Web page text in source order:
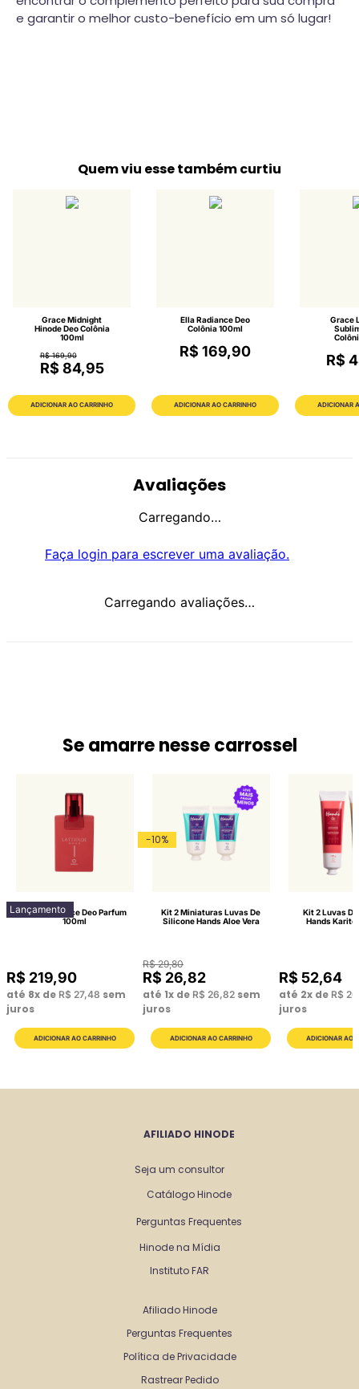
e garantir o melhor custo-benefício em um só lugar!
Quem viu esse também curtiu
Grace Midnight
Hinode Deo Colônia
100ml
R$ 169,90
R$ 84,95
ADICIONAR AO CARRINHO
Ella Radiance Deo
Colônia 100ml
R$ 169,90
ADICIONAR AO CARRINHO
Grace
R$
ADICIONAR
Avaliações
Carregando…
Faça login para escrever uma avaliação.
Carregando avaliações…
Se amarre nesse carrossel
Lançamento
Lattitude Race Deo Parfum
100ml
R$ 219,90
até 8x de R$ 27,48 sem
juros
-10%
Kit 2 Miniaturas Luvas De
Silicone Hands Aloe Vera
R$ 29,80
R$ 26,82
até 1x de R$ 26,82 sem
juros
Kit 2 Luvas
Hands Karité
R$ 52,64
até 2x de R$ 26
juros
AFILIADO HINODE
Seja um consultor
Catálogo Hinode
Perguntas Frequentes
Hinode na Mídia
Instituto FAR
Afiliado Hinode
Perguntas Frequentes
Política de Privacidade
Rastrear Pedido